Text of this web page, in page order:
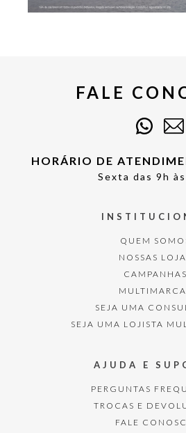
FALE
HORÁRIO DE
Sexta das 9h
QUEM
NOSSAS
CAMPANHAS
SEJA UMA
SEJA UMA LOJISTA
AJUDA E
PERGUNTAS
TROCAS E
FALE